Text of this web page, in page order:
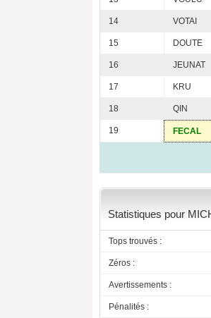
14 VOTAI
15 DOUTE
16 JEUNAT
17 KRU
18 QIN
19 FECAL
Statistiques pour
Tops trouvés :
Zéros :
Avertissements :
Pénalités :